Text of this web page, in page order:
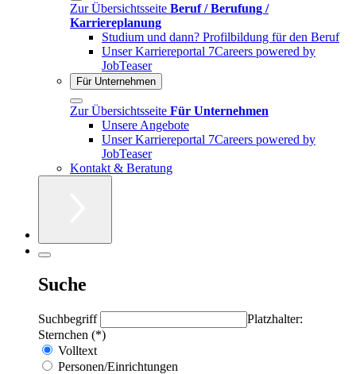
Zur Übersichtsseite Beruf / Berufung /
Karriereplanung
Studium und dann? Profilbildung für den Beruf
Unser Karriereportal 7Careers powered by
JobTeaser
Für Unternehmen
Zur Übersichtsseite Für Unternehmen
Unsere Angebote
Unser Karriereportal 7Careers powered by
JobTeaser
Kontakt & Beratung
Suche
Suchbegriff
Platzhalter:
Sternchen (*)
Volltext
Personen/Einrichtungen